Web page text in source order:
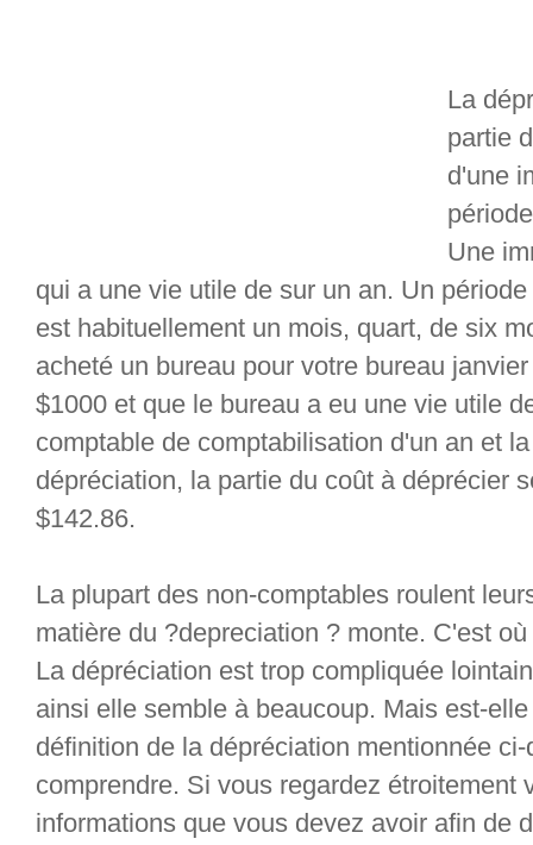
La
partie
d'une
Une
qui a une vie utile de sur un an. Un
est habituellement un mois, quart, de six
acheté un bureau pour votre bureau
$1000 et que le bureau a eu une vie utile
comptable de comptabilisation d'un an et
dépréciation, la partie du coût à déprécier
$142.86.
La plupart des non-comptables roulent
matière du ?depreciation ? monte. C'est
La dépréciation est trop compliquée
ainsi elle semble à beaucoup. Mais est-
définition de la dépréciation mentionnée
comprendre. Si vous regardez étroitement
informations que vous devez avoir afin de